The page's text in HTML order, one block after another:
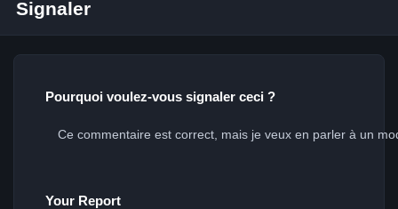
Signaler
Pourquoi voulez-vous signaler ceci ?
Your Report